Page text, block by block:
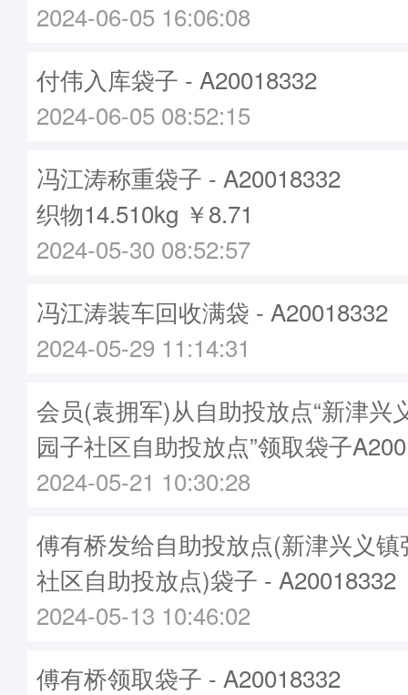
2024-06-05 16:06:08
付伟入库袋子 - A20018332
2024-06-05 08:52:15
冯江涛称重袋子 - A20018332
织物14.510kg ￥8.71
2024-05-30 08:52:57
冯江涛装车回收满袋 - A20018332
2024-05-29 11:14:31
会员(袁拥军)从自助投放点“新津兴
园子社区自助投放点”领取袋子
2024-05-21 10:30:28
傅有桥发给自助投放点(新津兴义
社区自助投放点)袋子 - A20018332
2024-05-13 10:46:02
傅有桥领取袋子 - A20018332